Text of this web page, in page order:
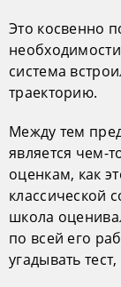
Это косвенно
система
траекторию.
Между тем
является чем-
оценкам, как
классической
школа
по всей его
угадывать